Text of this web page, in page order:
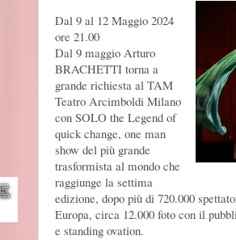
Dal 9 al 12 Maggio 2024
ore 21.00
Dal 9 maggio Arturo
BRACHETTI torna a
grande richiesta al TAM
Teatro Arcimboldi Milano
con SOLO the Legend of
quick change, one man
show del più grande
trasformista al mondo che
raggiunge la settima
edizione, dopo più di 720.000
Europa, circa 12.000 foto con il
e standing ovation.